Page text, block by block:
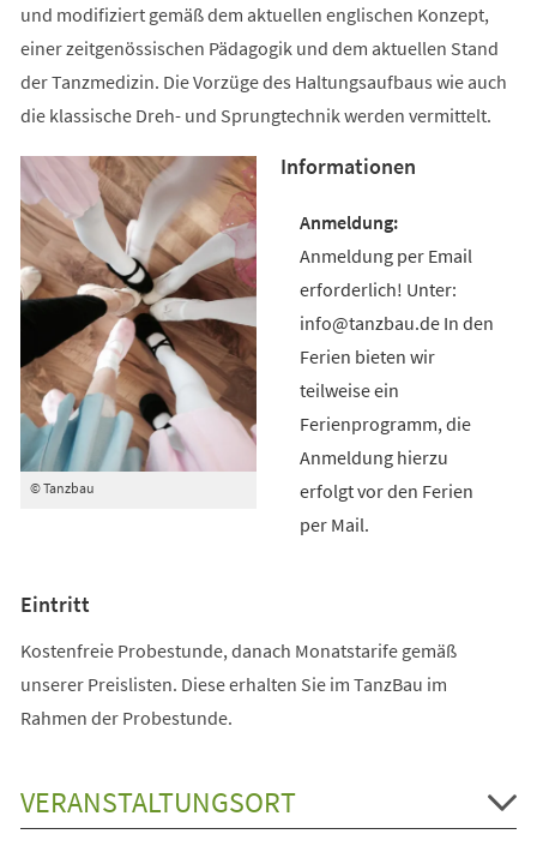
und modifiziert gemäß dem aktuellen englischen Konzept,
einer zeitgenössischen Pädagogik und dem aktuellen Stand
der Tanzmedizin. Die Vorzüge des Haltungsaufbaus wie auch
die klassische Dreh- und Sprungtechnik werden vermittelt.
© Tanzbau
Informationen
Anmeldung per Email
erforderlich! Unter:
info@tanzbau.de In den
Ferien bieten wir
teilweise ein
Ferienprogramm, die
Anmeldung hierzu
erfolgt vor den Ferien
per Mail.
Eintritt
Kostenfreie Probestunde, danach Monatstarife gemäß
unserer Preislisten. Diese erhalten Sie im TanzBau im
Rahmen der Probestunde.
VERANSTALTUNGSORT